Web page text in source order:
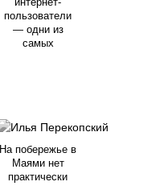
интернет-
пользователи
— одни из
самых
На побережье в
Маями нет
практически